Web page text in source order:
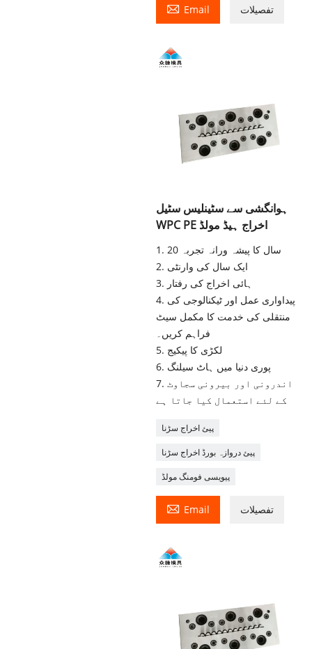
 Email تفصیلات
ہوانگشی سے سٹینلیس سٹیل
WPC PE اخراج ہیڈ مولڈ
1. 20 سال کا پیشہ ورانہ تجربہ
2. ایک سال کی وارنٹی
3. ہائی اخراج کی رفتار
4. پیداواری عمل اور ٹیکنالوجی کی
منتقلی کی خدمت کا مکمل سیٹ
فراہم کریں۔
5. لکڑی کا پیکیج
6. پوری دنیا میں ہاٹ سیلنگ
7. اندرونی اور بیرونی سجاوٹ
کے لئے استعمال کیا جاتا ہے
پیئ اخراج سڑنا
پیئ دروازہ بورڈ اخراج سڑنا
پیویسی فومنگ مولڈ
 Email تفصیلات